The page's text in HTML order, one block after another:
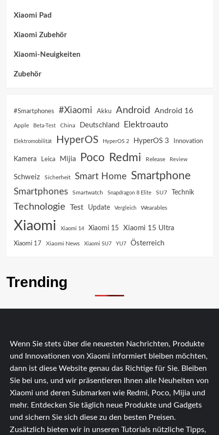
Xiaomi Pad
Xiaomi Zubehör
Xiaomi-Neuigkeiten
Zubehör
#Smartphones #Xiaomi Akku Android Android 16
Apple Beta-Test China Deutschland Elektroauto
Elektromobilität HyperOS HyperOS 2 HyperOS 3 Innovation
Kamera Leica Mijia Poco Redmi Release Review
Schweiz Sicherheit Smart Home Smartphone
Smartphones Smartwatch Snapdragon 8 Elite SU7 Technik
Technologie Test Update Vergleich Wearables
Xiaomi Xiaomi 14 Xiaomi 15 Xiaomi 15 Ultra
Xiaomi 17 Xiaomi News Xiaomi SU7 YU7 Österreich
Trending
Wenn Sie stets über die neuesten Nachrichten, Produkte
und Innovationen von Xiaomi informiert bleiben möchten,
dann ist diese Website genau das Richtige für Sie. Bleiben
Sie bei uns, und wir präsentieren Ihnen alle Neuheiten von
Xiaomi und deren Submarken wie Redmi, Poco, Mijia und
mehr. Entdecken Sie täglich neue Produkte und Gadgets
und sichern Sie sich diese zu den besten Preisen.
Zusätzlich bieten wir in unseren Tutorials nützliche Tipps,